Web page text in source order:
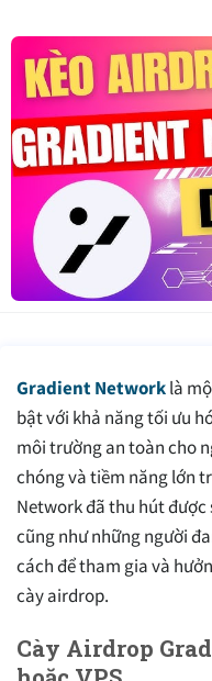
Gradient Networklà
bật với khả năng tối ưu
môi trường an toàn cho
chóng và tiềm năng lớn
Network đã thu hút
cũng như những người
cách để tham gia và
cày airdrop.
Cày Airdrop